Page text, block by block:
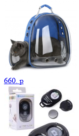
660. p